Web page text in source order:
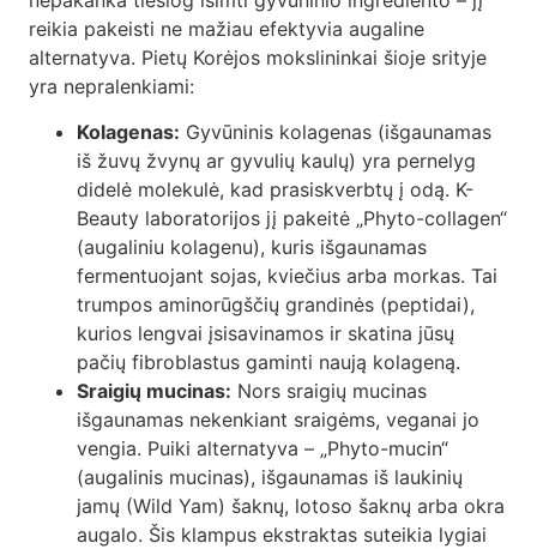
reikia pakeisti ne mažiau efektyvia augaline
alternatyva. Pietų Korėjos mokslininkai šioje srityje
yra nepralenkiami:
Kolagenas: Gyvūninis kolagenas (išgaunamas
iš žuvų žvynų ar gyvulių kaulų) yra pernelyg
didelė molekulė, kad prasiskverbtų į odą. K-
Beauty laboratorijos jį pakeitė „Phyto-collagen“
(augaliniu kolagenu), kuris išgaunamas
fermentuojant sojas, kviečius arba morkas. Tai
trumpos aminorūgščių grandinės (peptidai),
kurios lengvai įsisavinamos ir skatina jūsų
pačių fibroblastus gaminti naują kolageną.
Sraigių mucinas: Nors sraigių mucinas
išgaunamas nekenkiant sraigėms, veganai jo
vengia. Puiki alternatyva – „Phyto-mucin“
(augalinis mucinas), išgaunamas iš laukinių
jamų (Wild Yam) šaknų, lotoso šaknų arba okra
augalo. Šis klampus ekstraktas suteikia lygiai